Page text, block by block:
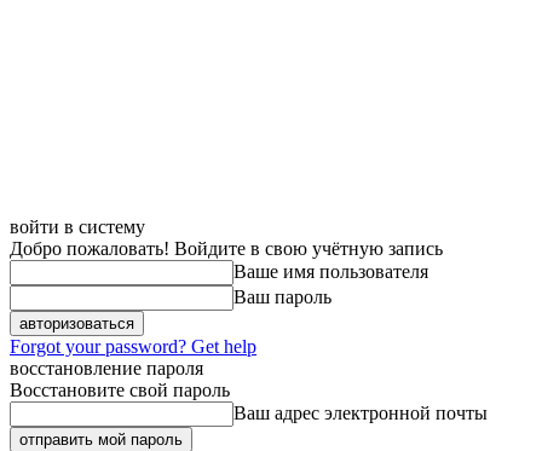
войти в систему
Добро пожаловать! Войдите в свою учётную запись
Ваше имя пользователя
Ваш пароль
Forgot your password? Get help
восстановление пароля
Восстановите свой пароль
Ваш адрес электронной почты